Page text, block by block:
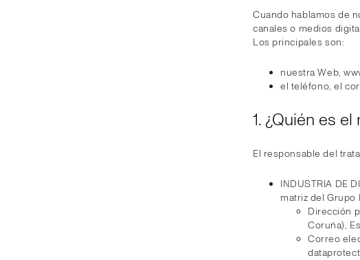
Cuando hablamos de
canales o medios
Los principales son:
nuestra Web,
el teléfono, el
1. ¿Quién es
El responsable del
INDUSTRIA DE
matriz del Grupo
Dirección
Coruña),
Correo